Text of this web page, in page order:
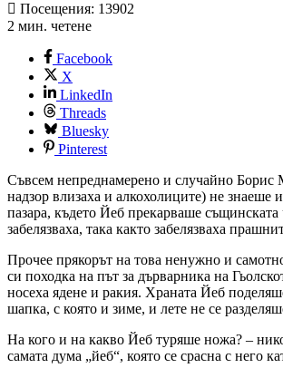
Посещения: 13902
2 мин. четене
Facebook
X
LinkedIn
Threads
Bluesky
Pinterest
Съвсем непреднамерено и случайно
надзор влизаха и алкохолиците) не знаеше
пазара, където Йеб прекарваше
забелязваха, така както забелязваха
Прочее прякорът на това ненужно и
си походка на път за дърварника на
носеха ядене и ракия. Храната Йеб
шапка, с която и зиме, и лете не се
На кого и на какво Йеб туряше ножа? –
самата дума „йеб“, която се срасна с